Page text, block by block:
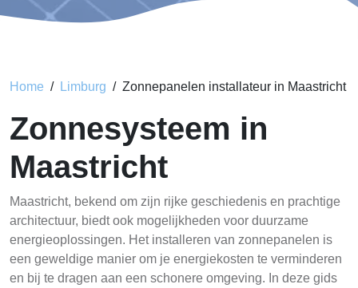
Home Limburg Zonnepanelen installateur in Maastricht
Zonnesysteem in
Maastricht
Maastricht, bekend om zijn rijke geschiedenis en prachtige
architectuur, biedt ook mogelijkheden voor duurzame
energieoplossingen. Het installeren van zonnepanelen is
een geweldige manier om je energiekosten te verminderen
en bij te dragen aan een schonere omgeving. In deze gids